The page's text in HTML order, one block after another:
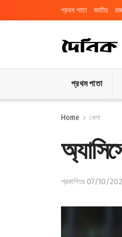
প্রথম পাতা জাতীয়
প্রথম পাতা
Home খেলা
প্রকাশিতঃ 07/10/